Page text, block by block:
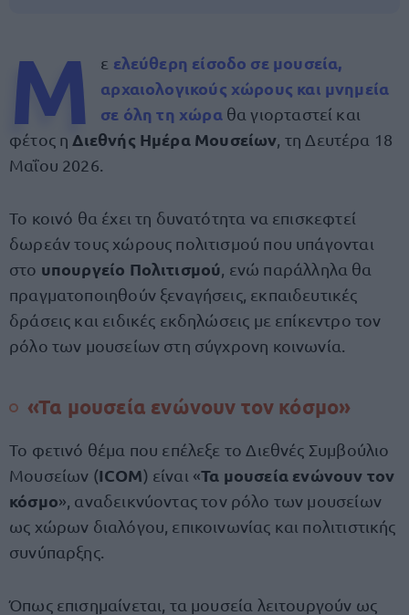
Μ ε ελεύθερη είσοδο σε μουσεία,
αρχαιολογικούς χώρους και μνημεία
σε όλη τη χώρα θα γιορταστεί και
φέτος η Διεθνής Ημέρα Μουσείων , τη Δευτέρα 18
Μαΐου 2026.
Το κοινό θα έχει τη δυνατότητα να επισκεφτεί
δωρεάν τους χώρους πολιτισμού που υπάγονται
στο υπουργείο Πολιτισμού , ενώ παράλληλα θα
πραγματοποιηθούν ξεναγήσεις, εκπαιδευτικές
δράσεις και ειδικές εκδηλώσεις με επίκεντρο τον
ρόλο των μουσείων στη σύγχρονη κοινωνία.
«Τα μουσεία ενώνουν τον κόσμο»
Το φετινό θέμα που επέλεξε το Διεθνές Συμβούλιο
Μουσείων (ICOM) είναι «Τα μουσεία ενώνουν τον
κόσμο», αναδεικνύοντας τον ρόλο των μουσείων
ως χώρων διαλόγου, επικοινωνίας και πολιτιστικής
συνύπαρξης.
Όπως επισημαίνεται, τα μουσεία λειτουργούν ως